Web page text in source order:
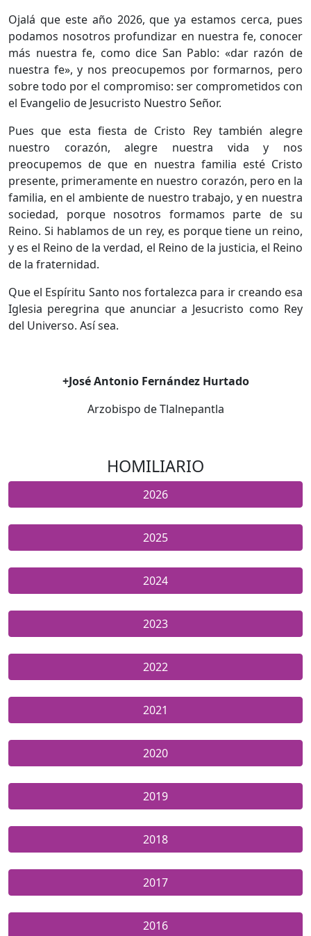
Ojalá que este año 2026, que ya estamos cerca, pues
podamos nosotros profundizar en nuestra fe, conocer
más nuestra fe, como dice San Pablo: «dar razón de
nuestra fe», y nos preocupemos por formarnos, pero
sobre todo por el compromiso: ser comprometidos con
el Evangelio de Jesucristo Nuestro Señor.
Pues que esta fiesta de Cristo Rey también alegre
nuestro corazón, alegre nuestra vida y nos
preocupemos de que en nuestra familia esté Cristo
presente, primeramente en nuestro corazón, pero en la
familia, en el ambiente de nuestro trabajo, y en nuestra
sociedad, porque nosotros formamos parte de su
Reino. Si hablamos de un rey, es porque tiene un reino,
y es el Reino de la verdad, el Reino de la justicia, el Reino
de la fraternidad.
Que el Espíritu Santo nos fortalezca para ir creando esa
Iglesia peregrina que anunciar a Jesucristo como Rey
del Universo. Así sea.
+José Antonio Fernández Hurtado
Arzobispo de Tlalnepantla
HOMILIARIO
2026
2025
2024
2023
2022
2021
2020
2019
2018
2017
2016